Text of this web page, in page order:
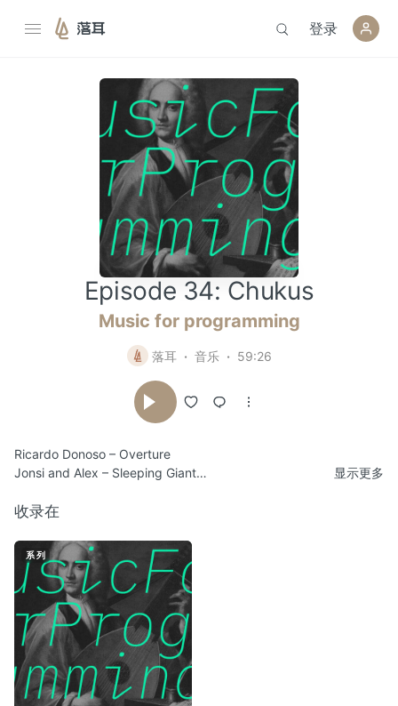
落耳 登录
Episode 34: Chukus
Music for programming
落耳 音乐 59:26
Ricardo Donoso – Overture
Jonsi and Alex – Sleeping Giant
Alva Noto – Xerrox Phaser Acat 1
Ben Lukas Boysen – You’ll Miss Us One Day
M83 – Midnight Souls Still Remain
Steve Moore – Endless Mountains
Carbon Based Lifeforms – Arecibo
Vincent I Watson – Re-Contact
Miles – Loran Dreams
Blue Sky Boys – Will You Miss Me When I’m Gone
显示更多
收录在
系列